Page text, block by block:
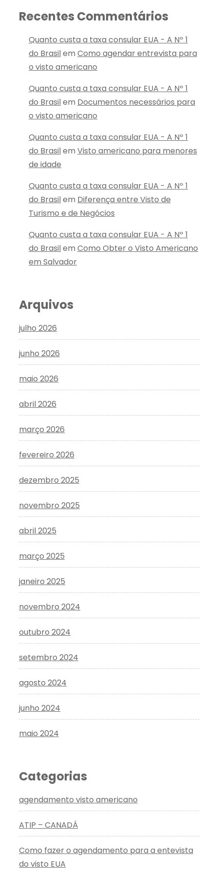
Recentes Commentários
Quanto custa a taxa consular EUA - A Nº 1
do Brasilem Como agendar entrevista para
o visto americano
Quanto custa a taxa consular EUA - A Nº 1
do Brasilem Documentos necessários para
o visto americano
Quanto custa a taxa consular EUA - A Nº 1
do Brasilem Visto americano para menores
de idade
Quanto custa a taxa consular EUA - A Nº 1
do Brasilem Diferença entre Visto de
Turismo e de Negócios
Quanto custa a taxa consular EUA - A Nº 1
do Brasilem Como Obter o Visto Americano
em Salvador
Arquivos
julho 2026
junho 2026
maio 2026
abril 2026
março 2026
fevereiro 2026
dezembro 2025
novembro 2025
abril 2025
março 2025
janeiro 2025
novembro 2024
outubro 2024
setembro 2024
agosto 2024
junho 2024
maio 2024
Categorias
agendamento visto americano
ATIP – CANADÁ
Como fazer o agendamento para a entevista
do visto EUA